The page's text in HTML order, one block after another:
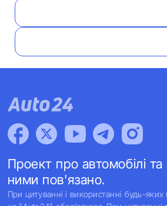
Проект про автомобілі
ними пов'язано.
При цитуванні і використанні будь-